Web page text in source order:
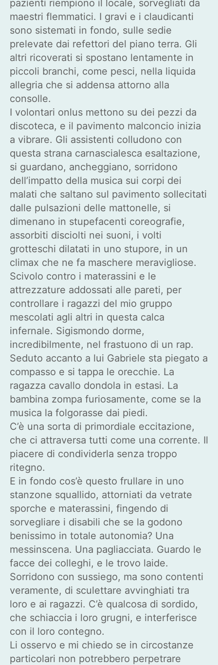
pazienti riempiono il locale, sorvegliati da
maestri flemmatici. I gravi e i claudicanti
sono sistemati in fondo, sulle sedie
prelevate dai refettori del piano terra. Gli
altri ricoverati si spostano lentamente in
piccoli branchi, come pesci, nella liquida
allegria che si addensa attorno alla
consolle.
I volontari onlus mettono su dei pezzi da
discoteca, e il pavimento malconcio inizia
a vibrare. Gli assistenti colludono con
questa strana carnascialesca esaltazione,
si guardano, ancheggiano, sorridono
dell’impatto della musica sui corpi dei
malati che saltano sul pavimento sollecitati
dalle pulsazioni delle mattonelle, si
dimenano in stupefacenti coreografie,
assorbiti disciolti nei suoni, i volti
grotteschi dilatati in uno stupore, in un
climax che ne fa maschere meravigliose.
Scivolo contro i materassini e le
attrezzature addossati alle pareti, per
controllare i ragazzi del mio gruppo
mescolati agli altri in questa calca
infernale. Sigismondo dorme,
incredibilmente, nel frastuono di un rap.
Seduto accanto a lui Gabriele sta piegato a
compasso e si tappa le orecchie. La
ragazza cavallo dondola in estasi. La
bambina zompa furiosamente, come se la
musica la folgorasse dai piedi.
C’è una sorta di primordiale eccitazione,
che ci attraversa tutti come una corrente. Il
piacere di condividerla senza troppo
ritegno.
E in fondo cos’è questo frullare in uno
stanzone squallido, attorniati da vetrate
sporche e materassini, fingendo di
sorvegliare i disabili che se la godono
benissimo in totale autonomia? Una
messinscena. Una pagliacciata. Guardo le
facce dei colleghi, e le trovo laide.
Sorridono con sussiego, ma sono contenti
veramente, di sculettare avvinghiati tra
loro e ai ragazzi. C’è qualcosa di sordido,
che schiaccia i loro grugni, e interferisce
con il loro contegno.
Li osservo e mi chiedo se in circostanze
particolari non potrebbero perpetrare